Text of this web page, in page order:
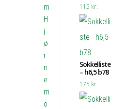
115 kr.
Sokkelliste
– h6,5 b78
175 kr.
m
H
j
ø
r
n
e
m
o